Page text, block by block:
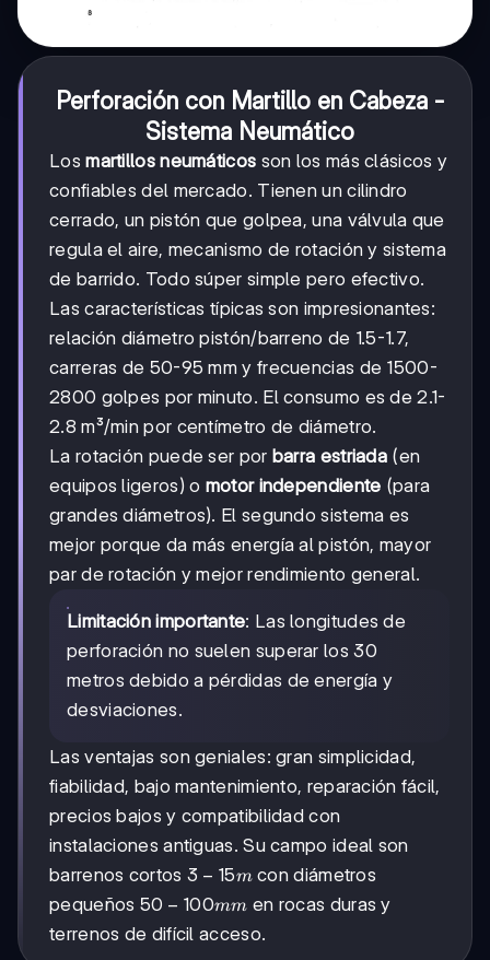
Perforación con Martillo en Cabeza -
Sistema Neumático
Losmartillos neumáticos son los más clásicos y
confiables del mercado. Tienen un cilindro
cerrado, un pistón que golpea, una válvula que
regula el aire, mecanismo de rotación y sistema
de barrido. Todo súper simple pero efectivo.
Las características típicas son impresionantes:
relación diámetro pistón/barreno de 1.5-1.7,
carreras de 50-95 mm y frecuencias de 1500-
2800 golpes por minuto. El consumo es de 2.1-
2.8 m³/min por centímetro de diámetro.
La rotación puede ser por barra estriada (en
equipos ligeros) o motor independiente (para
grandes diámetros). El segundo sistema es
mejor porque da más energía al pistón, mayor
par de rotación y mejor rendimiento general.
Limitación importante: Las longitudes de
perforación no suelen superar los 30
metros debido a pérdidas de energía y
desviaciones.
Las ventajas son geniales: gran simplicidad,
fiabilidad, bajo mantenimiento, reparación fácil,
precios bajos y compatibilidad con
instalaciones antiguas. Su campo ideal son
barrenos cortos 3-
15
m
3 − 15mcon diámetros
pequeños 50-
100
mm
50 − 100mm en rocas duras y
terrenos de difícil acceso.